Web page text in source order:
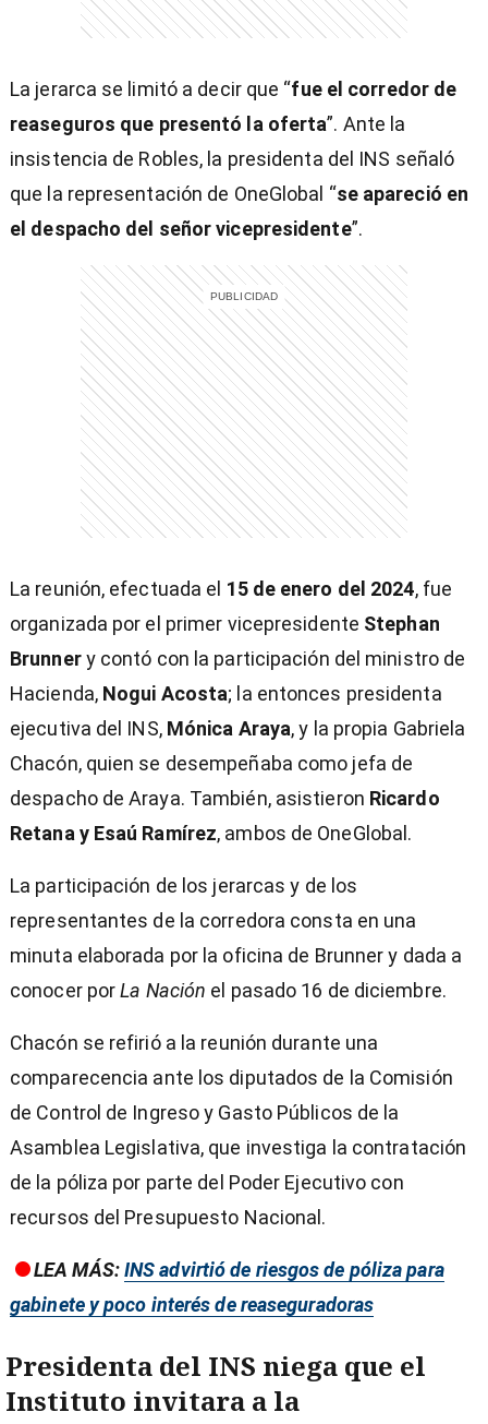
La jerarca se limitó a decir que “fue el corredor de
reaseguros que presentó la oferta”. Ante la
insistencia de Robles, la presidenta del INS señaló
que la representación de OneGlobal “se apareció en
el despacho del señor vicepresidente”.
La reunión, efectuada el 15 de enero del 2024, fue
organizada por el primer vicepresidente Stephan
Brunnery contó con la participación del ministro de
Hacienda, Nogui Acosta; la entonces presidenta
ejecutiva del INS, Mónica Araya, y la propia Gabriela
Chacón, quien se desempeñaba como jefa de
despacho de Araya. También, asistieron Ricardo
Retana y Esaú Ramírez, ambos de OneGlobal.
La participación de los jerarcas y de los
representantes de la corredora consta en una
minuta elaborada por la oficina de Brunner y dada a
conocer porLa Nación el pasado 16 de diciembre.
Chacón se refirió a la reunión durante una
comparecencia ante los diputados de la Comisión
de Control de Ingreso y Gasto Públicos de la
Asamblea Legislativa, que investiga la contratación
de la póliza por parte del Poder Ejecutivo con
recursos del Presupuesto Nacional.
LEA MÁS:INS advirtió de riesgos de póliza para
gabinete y poco interés de reaseguradoras
Presidenta del INS niega que el
Instituto invitara a la